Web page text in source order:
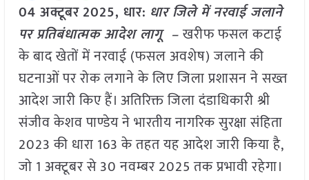
04 अक्टूबर2025, धार: धार जिले में नरवाई जलाने
पर प्रतिबंधात्मक आदेश लागू –खरीफ फसल कटाई
के बाद खेतों में नरवाई (फसल अवशेष) जलाने की
घटनाओं पर रोक लगाने के लिए जिला प्रशासन ने सख्त
आदेश जारी किए हैं। अतिरिक्त जिला दंडाधिकारी श्री
संजीव केशव पाण्डेय ने भारतीय नागरिक सुरक्षा संहिता
2023 की धारा 163 के तहत यह आदेश जारी किया है,
जो 1 अक्टूबर से 30 नवम्बर 2025 तक प्रभावी रहेगा।